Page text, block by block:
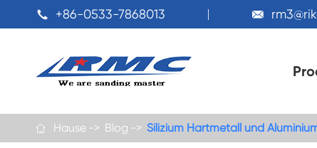
 +86-0533-7868013 
 Hause Blog Silizium Hartmetall und